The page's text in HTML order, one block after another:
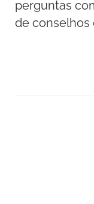
perguntas
de conselhos